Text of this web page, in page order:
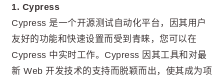
1. Cypress
Cypress 是一个开源测试自动化平台，因其用户
友好的功能和快速设置而受到青睐，您可以在
Cypress 中实时工作。Cypress 因其工具和对最
新 Web 开发技术的支持而脱颖而出，使其成为项